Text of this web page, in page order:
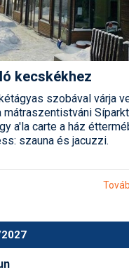
kecskékhez
szobával várja
mátraszentistváni
a'la carte a ház
szauna és jacuzzi.
2027